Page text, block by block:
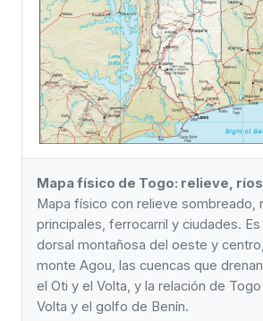
Mapa físico de Togo: relieve,
Mapa físico con relieve sombreado,
principales, ferrocarril y ciudades. Es
dorsal montañosa del oeste y
monte Agou, las cuencas que
el Oti y el Volta, y la relación de
Volta y el golfo de Benín.